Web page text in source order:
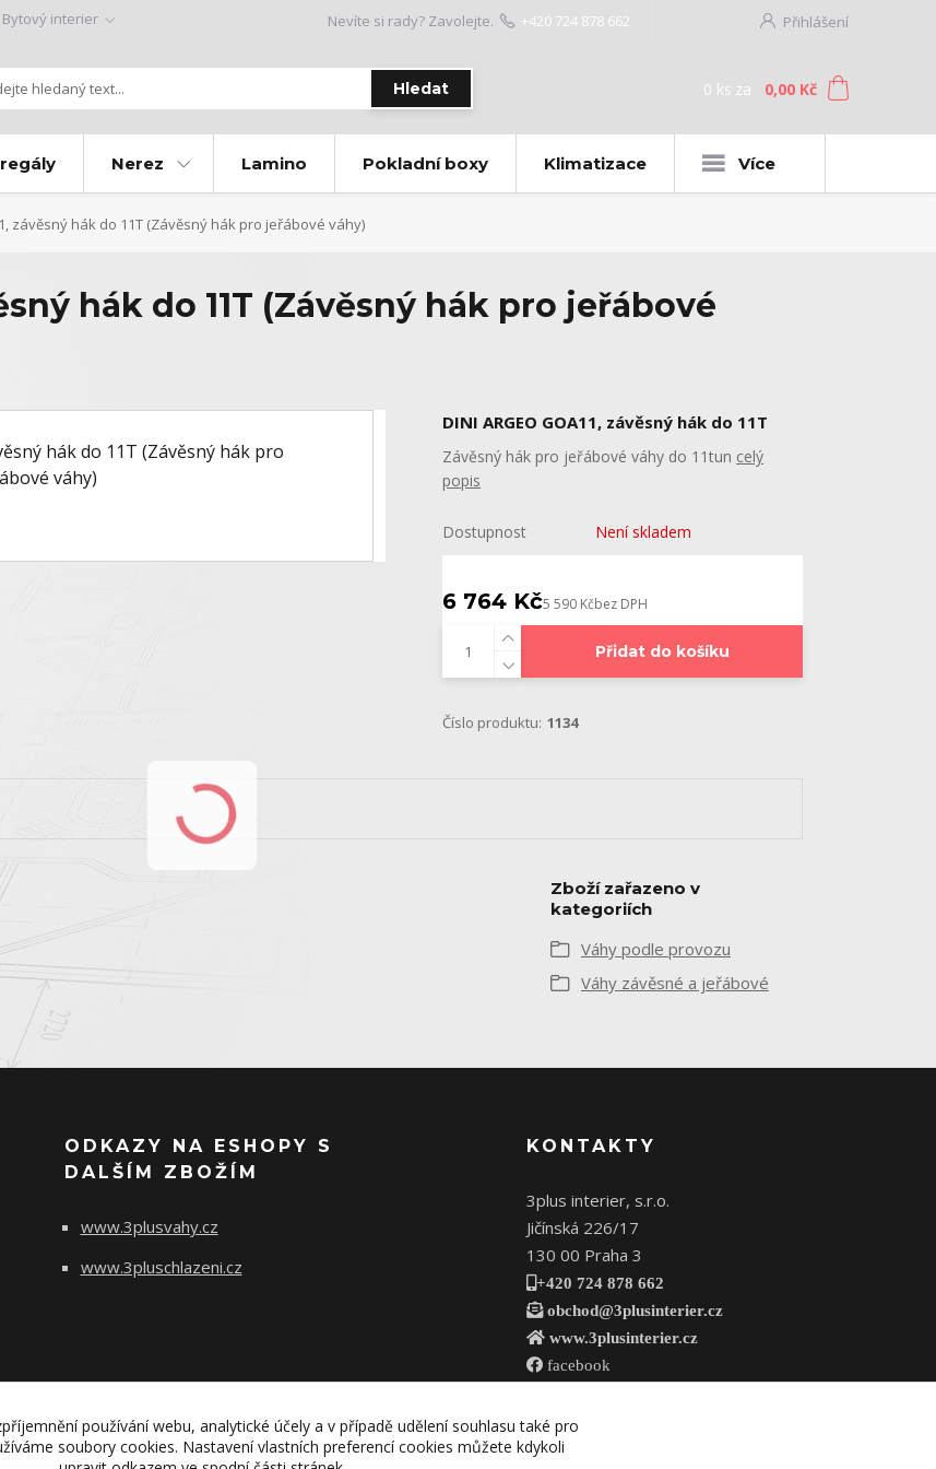
Bytový interier Přihlášení
Hledat
Nevíte si rady? Zavolejte. +420 724 878 662
0 ks za 0,00 Kč
Nerez Lamino Pokladní boxy Klimatizace Více
závěsný hák do 11T (Závěsný hák pro jeřábové váhy)
hák do 11T (Závěsný hák pro jeřábové
DINI ARGEO GOA11, závěsný hák do 11T
Závěsný hák pro jeřábové váhy do 11tun celý
popis
Dostupnost Není skladem
6 764 Kč5 590 Kčbez DPH
Přidat do košíku
Číslo produktu: 1134
Zboží zařazeno v
kategoriích
Váhy podle provozu
Váhy závěsné a jeřábové
ODKAZY NA ESHOPY S
DALŠÍM ZBOŽÍM
www.3plusvahy.cz
www.3pluschlazeni.cz
KONTAKTY
3plus interier, s.r.o.
Jičínská 226/17
130 00 Praha 3
+420 724 878 662
obchod@3plusinterier.cz
www.3plusinterier.cz
facebook
používání webu, analytické účely a v případě udělení souhlasu také pro
soubory cookies. Nastavení vlastních preferencí cookies můžete kdykoli